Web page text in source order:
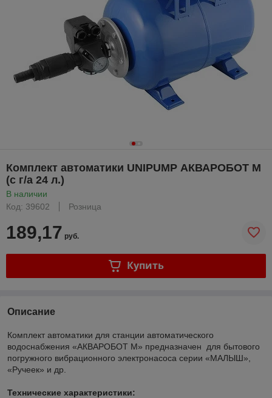
Комплект автоматики UNIPUMP АКВАРОБОТ М
(с г/а 24 л.)
В наличии
Код: 39602
Розница
189,17 руб.
Купить
Описание
Комплект автоматики для станции автоматического
водоснабжения «АКВАРОБОТ М» предназначен для бытового
погружного вибрационного электронасоса серии «МАЛЫШ»,
«Ручеек» и др.
Технические характеристики: